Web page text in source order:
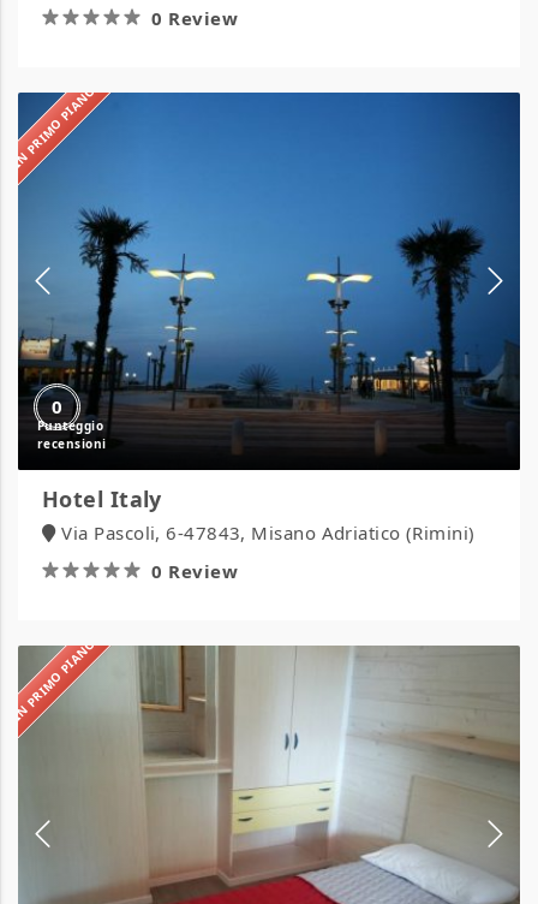
0 Review
IN PRIMO PIANO
0
Hotel Italy
Via Pascoli, 6-47843, Misano Adriatico (Rimini)
0 Review
IN PRIMO PIANO
Samoa